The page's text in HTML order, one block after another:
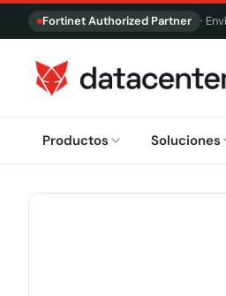
Fortinet Authorized Partner ·
Productos Soluciones